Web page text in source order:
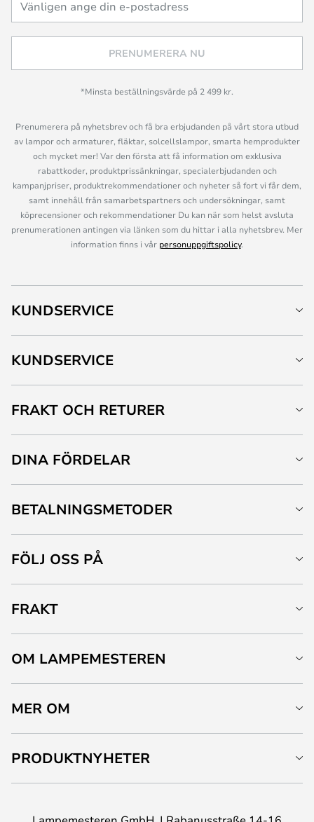
PRENUMERERA NU
*Minsta beställningsvärde på 2 499 kr.
Prenumerera på nyhetsbrev och få bra erbjudanden på vårt stora utbud
av lampor och armaturer, fläktar, solcellslampor, smarta hemprodukter
och mycket mer! Var den första att få information om exklusiva
rabattkoder, produktprissänkningar, specialerbjudanden och
kampanjpriser, produktrekommendationer och nyheter så fort vi får dem,
samt innehåll från samarbetspartners och undersökningar, samt
köprecensioner och rekommendationer Du kan när som helst avsluta
prenumerationen antingen via länken som du hittar i alla nyhetsbrev. Mer
information finns i vår personuppgiftspolicy.
KUNDSERVICE
KUNDSERVICE
FRAKT OCH RETURER
DINA FÖRDELAR
BETALNINGSMETODER
FÖLJ OSS PÅ
FRAKT
OM LAMPEMESTEREN
MER OM
PRODUKTNYHETER